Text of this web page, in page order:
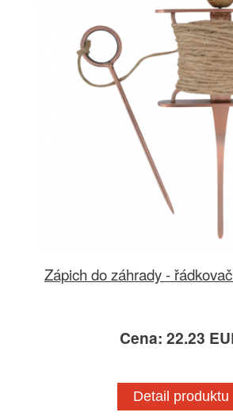
Zápich do záhrady -
Cena: 22.23
Detail produktu